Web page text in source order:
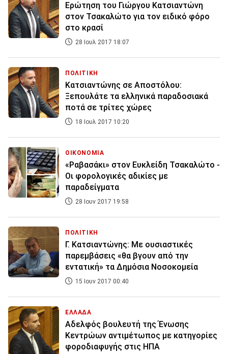
Ερώτηση του Γιώργου Κατσιαντώνη
στον Τσακαλώτο για τον ειδικό φόρο
στο κρασί
28 Ιουλ 2017 18:07
ΠΟΛΙΤΙΚΗ
Κατσιαντώνης σε Αποστόλου:
Ξεπουλάτε τα ελληνικά παραδοσιακά
ποτά σε τρίτες χώρες
18 Ιουλ 2017 10:20
ΟΙΚΟΝΟΜΙΑ
«Ραβασάκι» στον Ευκλείδη Τσακαλώτο -
Οι φορολογικές αδικίες με
παραδείγματα
28 Ιουν 2017 19:58
ΠΟΛΙΤΙΚΗ
Γ. Κατσιαντώνης: Με ουσιαστικές
παρεμβάσεις «θα βγουν από την
εντατική» τα Δημόσια Νοσοκομεία
15 Ιουν 2017 00:40
ΕΛΛΑΔΑ
Αδελφός βουλευτή της Ένωσης
Κεντρώων αντιμέτωπος με κατηγορίες
φοροδιαφυγής στις ΗΠΑ